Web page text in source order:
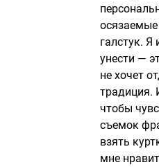
осязаемые
галстук.
унести —
не хочет
традиция.
чтобы
съемок
взять
мне